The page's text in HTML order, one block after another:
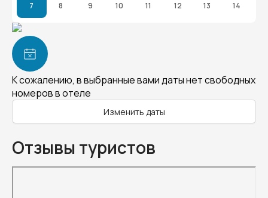
7 8 9 10 11 12 13 14
К сожалению, в выбранные вами даты нет свободных
номеров в отеле
Изменить даты
Отзывы туристов